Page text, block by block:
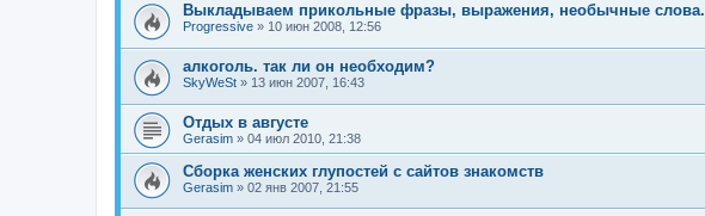
Выкладываем прикольные фразы, выражения, необычные слова.
Progressive » 10 июн 2008, 12:56
алкоголь. так ли он необходим?
SkyWeSt » 13 июн 2007, 16:43
Отдых в августе
Gerasim » 04 июл 2010, 21:38
Сборка женских глупостей с сайтов знакомств
Gerasim » 02 янв 2007, 21:55